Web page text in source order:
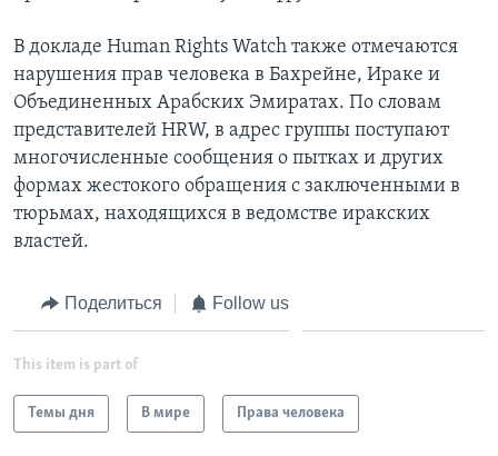
В докладе Human Rights Watch также отмечаются
нарушения прав человека в Бахрейне, Ираке и
Объединенных Арабских Эмиратах. По словам
представителей HRW, в адрес группы поступают
многочисленные сообщения о пытках и других
формах жестокого обращения с заключенными в
тюрьмах, находящихся в ведомстве иракских
властей.
Поделиться Follow us
This item is part of
Темы дня В мире Права человека